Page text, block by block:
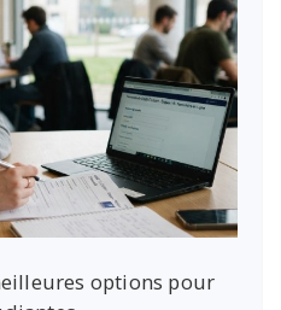
!
options pour